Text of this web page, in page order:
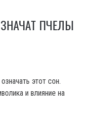
ПЧЕЛЫ
этот сон.
и влияние на